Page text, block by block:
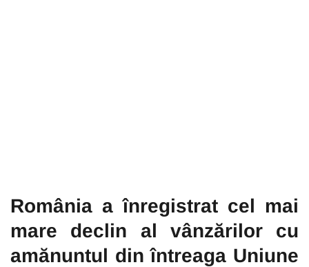
România a înregistrat cel mai
mare declin al vânzărilor cu
amănuntul din întreaga Uniune